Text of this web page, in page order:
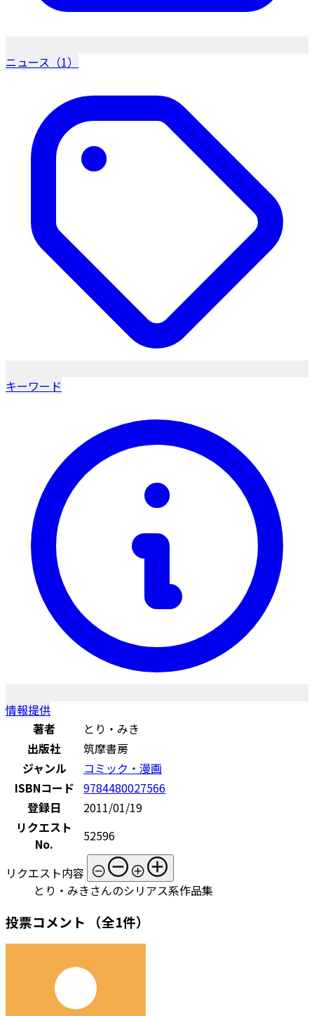
ニュース（1）
キーワード
情報提供
著者
とり・みき
出版社
筑摩書房
ジャンル
コミック・漫画
ISBNコード 9784480027566
登録日
2011/01/19
リクエスト
No.
52596
リクエスト内容
とり・みきさんのシリアス系作品集
投票コメント （全1件）